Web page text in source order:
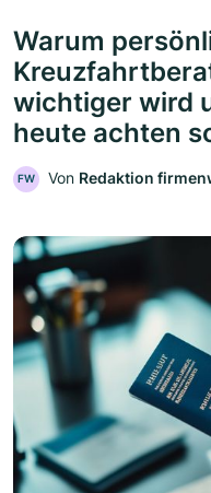
Warum
wichtiger wird
heute achten
FW Von Redaktion